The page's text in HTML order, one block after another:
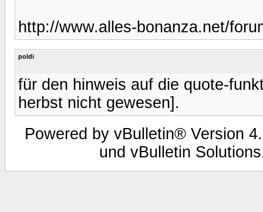
http://www.alles-bonanza.net/
poldi
für den hinweis auf die quote-
herbst nicht gewesen].
Powered by vBulletin® Version
und vBulletin